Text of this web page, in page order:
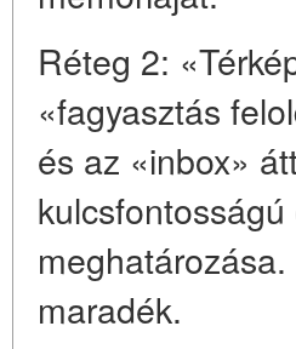
Réteg 2:
«fagyasztás
és az «inbox»
maradék.